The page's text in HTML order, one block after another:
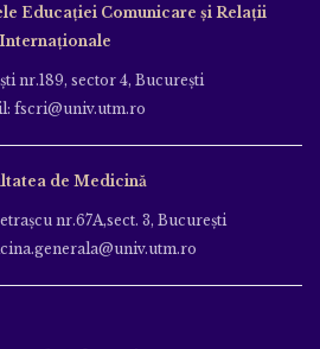
Educației Comunicare și Relații
Internaționale
nr.189, sector 4, Bucureşti
fscri@univ.utm.ro
de Medicină
nr.67A,sect. 3, Bucureşti